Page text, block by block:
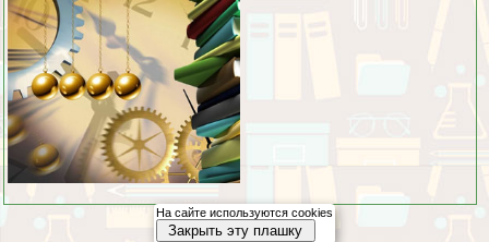
На сайте используются cookies
Закрыть эту плашку